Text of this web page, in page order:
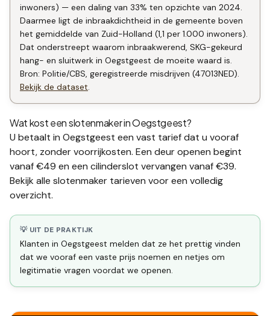
inwoners) — een daling van 33% ten opzichte van 2024.
Daarmee ligt de inbraakdichtheid in de gemeente boven
het gemiddelde van Zuid-Holland (1,1 per 1.000 inwoners).
Dat onderstreept waarom inbraakwerend, SKG-gekeurd
hang- en sluitwerk in Oegstgeest de moeite waard is.
Bron: Politie/CBS, geregistreerde misdrijven (47013NED).
Bekijk de dataset.
Wat kost een slotenmaker inOegstgeest?
U betaalt in Oegstgeest een vast tarief dat u vooraf
hoort, zonder voorrijkosten. Een deur openen begint
vanaf €49 en een cilinderslot vervangen vanaf €39.
Bekijk alle slotenmaker tarieven voor een volledig
overzicht.
💡 UIT DE PRAKTIJK
Klanten in Oegstgeest melden dat ze het prettig vinden
dat we vooraf een vaste prijs noemen en netjes om
legitimatie vragen voordat we openen.